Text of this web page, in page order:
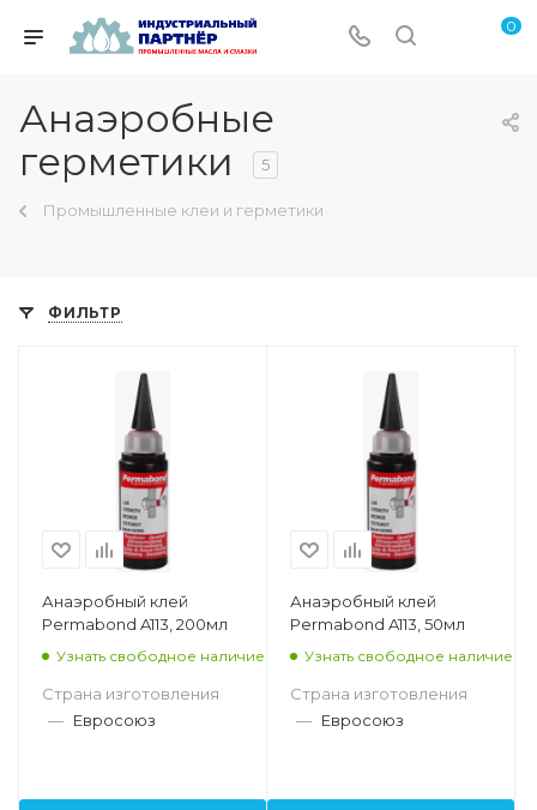
0
Анаэробные
герметики
5
Промышленные клеи и герметики
ФИЛЬТР
Анаэробный клей
Permabond A113, 200мл
Узнать свободное наличие
Страна изготовления
— Евросоюз
Анаэробный клей
Permabond A113, 50мл
Узнать свободное наличие
Страна изготовления
— Евросоюз